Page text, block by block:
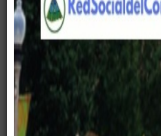
Existen diferentes formas para
se basan en la mejora del
personal en la consecución de
demanda. A continuación un